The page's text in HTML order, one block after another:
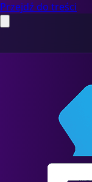
Przejdź do treści